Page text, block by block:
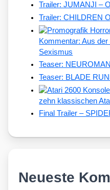
Trailer: JUMANJI –
Trailer: CHILDREN
Kommentar: Aus
Sexismus
Teaser:
Teaser: BLADE
zehn klassischen
Final Trailer –
Neueste